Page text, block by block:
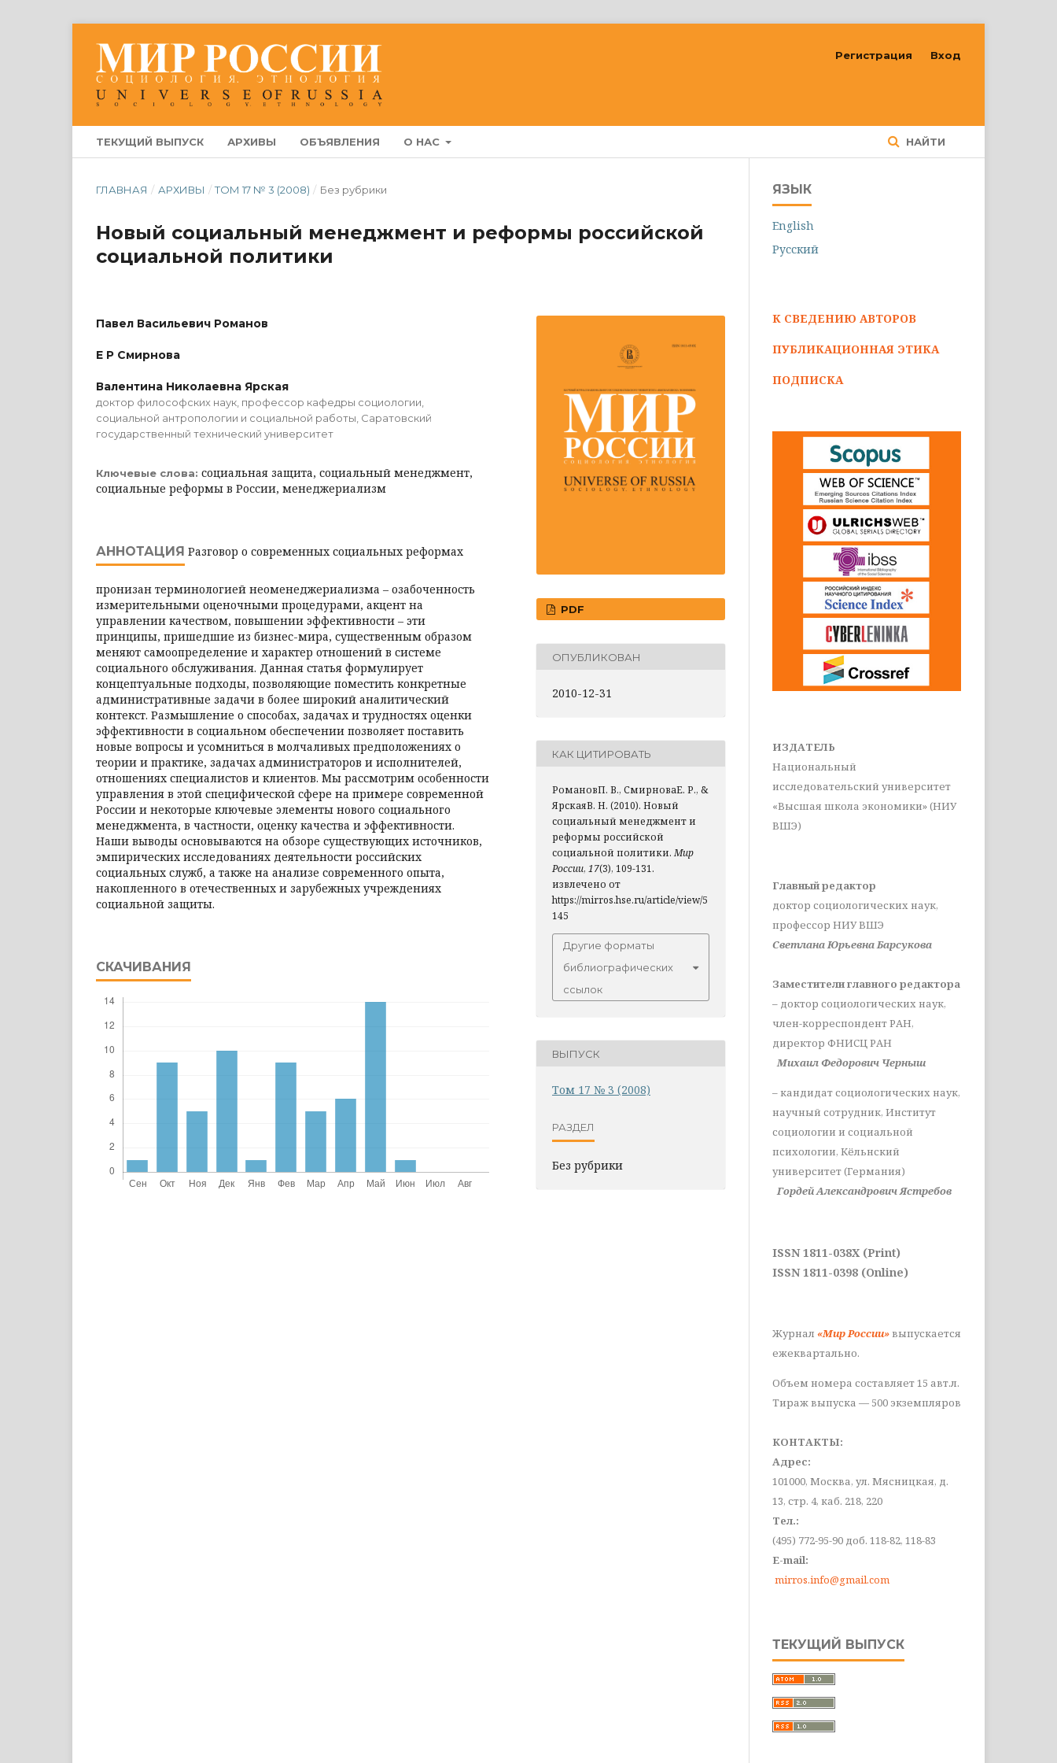
ТЕКУЩИЙ ВЫПУСК АРХИВЫ ОБЪЯВЛЕНИЯ О НАС НАЙТИ
Регистрация Вход
ГЛАВНАЯ / АРХИВЫ / ТОМ 17 № 3 (2008) / Без рубрики
Новый социальный менеджмент и реформы российской
социальной политики
Павел Васильевич Романов
Е Р Смирнова
Валентина Николаевна Ярская
доктор философских наук, профессор кафедры социологии,
социальной антропологии и социальной работы, Саратовский
государственный технический университет
Ключевые слова: социальная защита, социальный менеджмент,
социальные реформы в России, менеджериализм
АННОТАЦИЯ Разговор о современных социальных реформах
пронизан терминологией неоменеджериализма – озабоченность
измерительными оценочными процедурами, акцент на
управлении качеством, повышении эффективности – эти
принципы, пришедшие из бизнес-мира, существенным образом
меняют самоопределение и характер отношений в системе
социального обслуживания. Данная статья формулирует
концептуальные подходы, позволяющие поместить конкретные
административные задачи в более широкий аналитический
контекст. Размышление о способах, задачах и трудностях оценки
эффективности в социальном обеспечении позволяет поставить
новые вопросы и усомниться в молчаливых предположениях о
теории и практике, задачах администраторов и исполнителей,
отношениях специалистов и клиентов. Мы рассмотрим особенности
управления в этой специфической сфере на примере современной
России и некоторые ключевые элементы нового социального
менеджмента, в частности, оценку качества и эффективности.
Наши выводы основываются на обзоре существующих источников,
эмпирических исследованиях деятельности российских
социальных служб, а также на анализе современного опыта,
накопленного в отечественных и зарубежных учреждениях
социальной защиты.
СКАЧИВАНИЯ
PDF
ОПУБЛИКОВАН
2010-12-31
КАК ЦИТИРОВАТЬ
РомановП. В., СмирноваЕ. Р., &
ЯрскаяВ. Н. (2010). Новый
социальный менеджмент и
реформы российской
социальной политики. Мир
России, 17(3), 109-131.
извлечено от
https://mirros.hse.ru/article/view/5
145
Другие форматы
библиографических
ссылок
ВЫПУСК
Том 17 № 3 (2008)
РАЗДЕЛ
Без рубрики
ЯЗЫК
English
Русский
К СВЕДЕНИЮ АВТОРОВ
ПУБЛИКАЦИОННАЯ ЭТИКА
ПОДПИСКА
ИЗДАТЕЛЬ
Национальный
исследовательский университет
«Высшая школа экономики» (НИУ
ВШЭ)
Главный редактор
доктор социологических наук,
профессор НИУ ВШЭ
Светлана Юрьевна Барсукова
Заместители главного редактора
– доктор социологических наук,
член-корреспондент РАН,
директор ФНИСЦ РАН
Михаил Федорович Черныш
– кандидат социологических наук,
научный сотрудник, Институт
социологии и социальной
психологии, Кёльнский
университет (Германия)
Гордей Александрович Ястребов
ISSN 1811-038X (Print)
ISSN 1811-0398 (Online)
Журнал «Мир России»выпускается
ежеквартально.
Объем номера составляет 15 авт.л.
Тираж выпуска — 500 экземпляров
КОНТАКТЫ:
Адрес:
101000, Москва, ул. Мясницкая, д.
13, стр. 4, каб. 218, 220
Тел.:
(495) 772-95-90 доб. 118-82, 118-83
E-mail:
mirros.info@gmail.com
ТЕКУЩИЙ ВЫПУСК